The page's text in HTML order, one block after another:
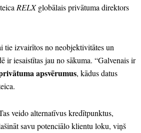
teica RELXglobālais privātuma direktors
tie izvairītos no neobjektivitātes un
ir iesaistītas jau no sākuma. “Galvenais ir
apsvērumus, kādus datus
veido alternatīvus kredītpunktus,
savu potenciālo klientu loku, viņš